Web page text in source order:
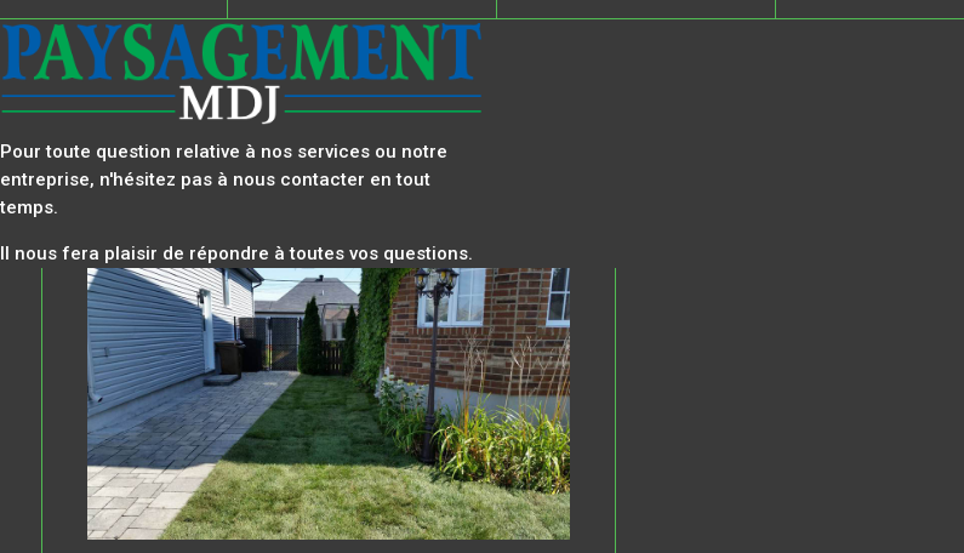
Pour toute question relative à nos services ou notre
entreprise, n'hésitez pas à nous contacter en tout
temps.
Il nous fera plaisir de répondre à toutes vos questions.